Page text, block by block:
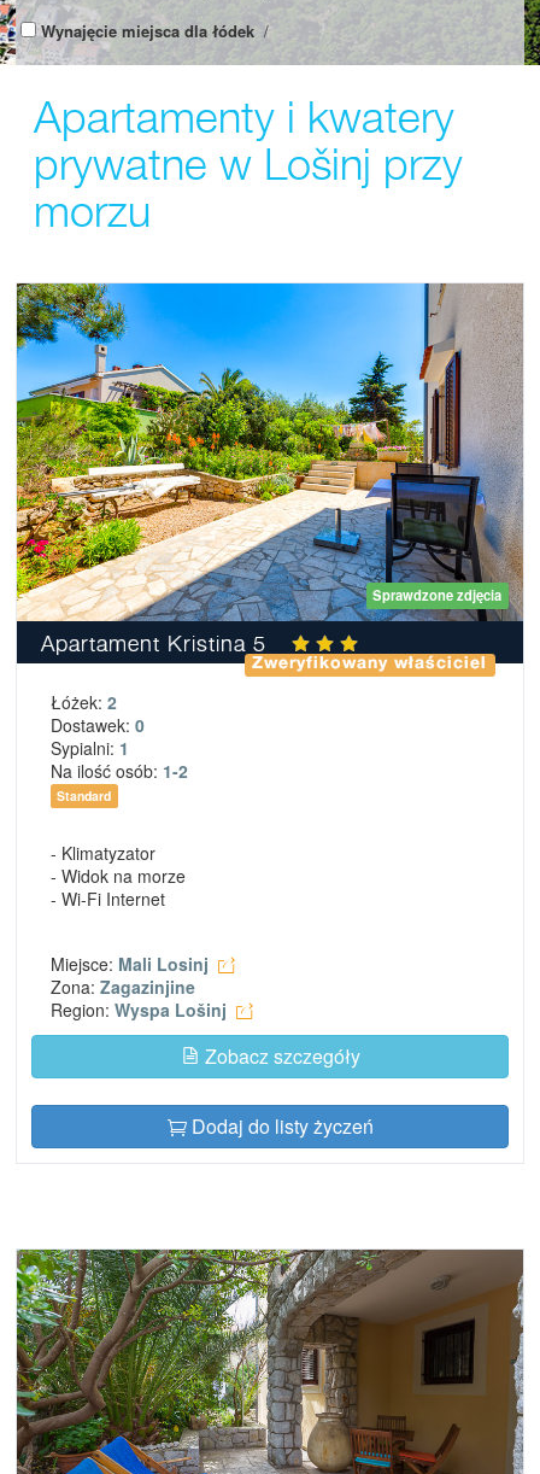
Wynajęcie miejsca dla łódek /
Apartamenty i kwatery
prywatne w Lošinj przy
morzu
Sprawdzone zdjęcia
Apartament Kristina 5
Zweryfikowany właściciel
Łóżek: 2
Dostawek: 0
Sypialni: 1
Na ilość osób: 1-2
Standard
- Klimatyzator
- Widok na morze
- Wi-Fi Internet
Miejsce: Mali Losinj
Zona: Zagazinjine
Region: Wyspa Lošinj
Zobacz szczegóły
Dodaj do listy życzeń